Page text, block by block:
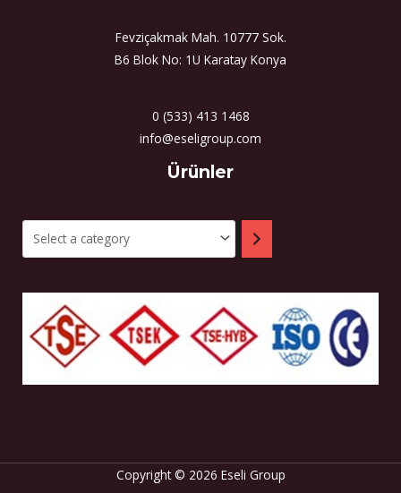
Fevziçakmak Mah. 10777 Sok.
B6 Blok No: 1U Karatay Konya
0 (533) 413 1468
info@eseligroup.com
Ürünler
Copyright © 2026 Eseli Group